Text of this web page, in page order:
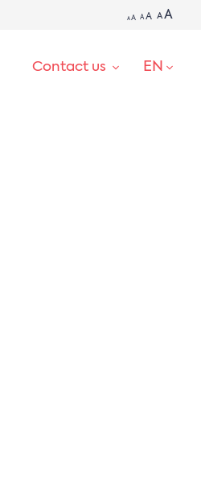
AA A A AA
Contact us EN
SEARCH